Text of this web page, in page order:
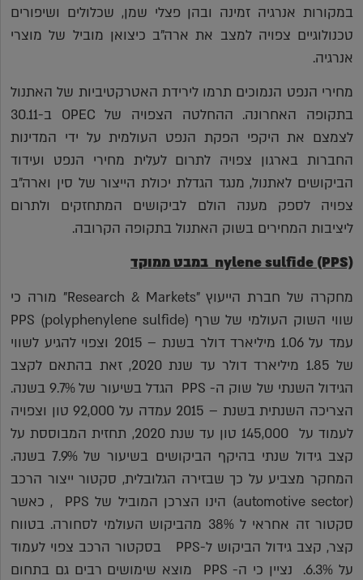
במקורות אנרגיה זמינה ובהן פצלי שמן, שכלולים ושיפורים
טכנולוגיים צפויה למצב את ארה"ב כיצואן מוביל של מוצרי
אנרגיה.
מחירי הנפט הנמוכים תרמו לירידת האטרקטיביות של האתנול
בתקופה האחרונה. ההחלטה הצפויה של OPEC ב-30.11
לצמצם את היקפי הפקת הנפט העולמית על ידי המדינות
החברות בארגון צפויה לתרום לעלית מחירי הנפט ועידוד
הביקושים לאתנול, מנגד הגדלת יכולת הייצור של סין וארה"ב
צפויה לספק מענה הולם לביקושים המתחזקים ולתרום
ליציבות המחירים בשוק האתנול בתקופה הקרובה.
nylene sulfide (PPS)
במבט ממוקד
מחקרה של חברת הייעוץ "Research & Markets" מורה כי
שווי השוק העולמי של שרף PPS (polyphenylene sulfide)
עמד על 1.06 מיליארד דולר בשנת – 2015 וצפוי להגיע לשווי
של 1.85 מיליארד דולר עד שנת 2020, זאת בהתאם לקצב
הגידול השנתי של שוק ה- PPS הגדל בשיעור של 9.7% בשנה.
הצריכה השנתית בשנת – 2015 עמדה על 92,000 טון וצפויה
לעמוד על 145,000 טון עד שנת 2020, תחזית המבוססת על
קצב גידול שנתי בהיקף הביקושים בשיעור של 7.9% בשנה.
המחקר מצביע על כך שבזירה הגלובלית, סקטור ייצור הרכב
(automotive sector) הינו הצרכן המוביל של PPS , כאשר
סקטור זה אחראי ל 38% מהביקוש העולמי לסחורה. בטווח
קצר, קצב גידול הביקוש ל-PPS בסקטור הרכב צפוי לעמוד
על 6.3%. נציין כי ה- PPS מוצא שימושים רבים גם בתחום